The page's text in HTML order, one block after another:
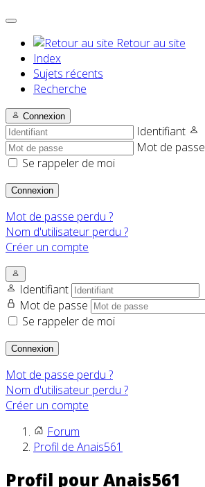
Retour au site
Index
Sujets récents
Recherche
Connexion
Identifiant
Mot de passe
Se rappeler de moi
Connexion
Mot de passe perdu ?
Nom d'utilisateur perdu ?
Créer un compte
Identifiant
Mot de passe
Se rappeler de moi
Connexion
Mot de passe perdu ?
Nom d'utilisateur perdu ?
Créer un compte
Forum
Profil de Anais561
Profil pour Anais561